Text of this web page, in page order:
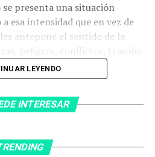
presenta una situación
esa intensidad que en vez de
antepone el sentido de la
la emoción”, detalló, para
zona cómoda adictiva”.
LEYENDO
INTERESAR